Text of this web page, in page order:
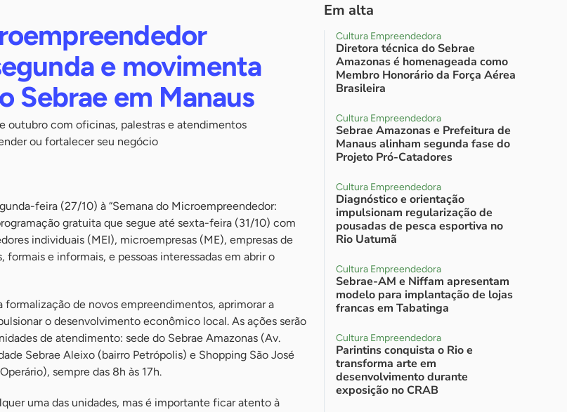
e movimenta
Sebrae em Manaus
outubro com oficinas, palestras e atendimentos
ou fortalecer seu negócio
feira (27/10) à “Semana do Microempreendedor:
gratuita que segue até sexta-feira (31/10) com
individuais (MEI), microempresas (ME), empresas de
formais e informais, e pessoas interessadas em abrir o
de novos empreendimentos, aprimorar a
o desenvolvimento econômico local. As ações serão
de atendimento: sede do Sebrae Amazonas (Av.
Sebrae Aleixo (bairro Petrópolis) e Shopping São José
sempre das 8h às 17h.
uma das unidades, mas é importante ficar atento à
Em alta
Cultura Empreendedora
Diretora técnica do Sebrae
Amazonas é homenageada como
Membro Honorário da Força Aérea
Brasileira
Cultura Empreendedora
Sebrae Amazonas e Prefeitura de
Manaus alinham segunda fase do
Projeto Pró-Catadores
Cultura Empreendedora
Diagnóstico e orientação
impulsionam regularização de
pousadas de pesca esportiva no
Rio Uatumã
Cultura Empreendedora
Sebrae-AM e Niffam apresentam
modelo para implantação de lojas
francas em Tabatinga
Cultura Empreendedora
Parintins conquista o Rio e
transforma arte em
desenvolvimento durante
exposição no CRAB